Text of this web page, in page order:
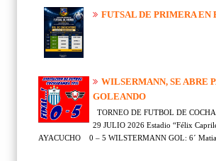
FUTSAL DE PRIMERA EN
WILSERMANN, SE ABRE
GOLEANDO
TORNEO DE FUTBOL DE
29 JULIO 2026 Estadio “Félix
AYACUCHO 0 – 5 WILSTERMANN GOL: 6´